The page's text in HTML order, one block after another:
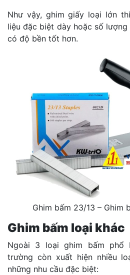
Như vậy, ghim giấy loại lớn
liệu đặc biệt dày hoặc số
có độ bền tốt hơn.
Ghim bấm 23/13 – Ghim
Ghim bấm loại khác
Ngoài 3 loại ghim bấm phổ
trường còn xuất hiện nhiều
những nhu cầu đặc biệt: